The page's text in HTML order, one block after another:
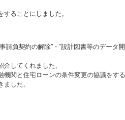
ることにしました。
請負契約の解除”・”設計図書等のデータ
してくれました。
関と住宅ローンの条件変更の協議をす
した。